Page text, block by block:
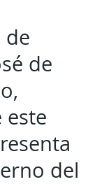
de
de
este
del